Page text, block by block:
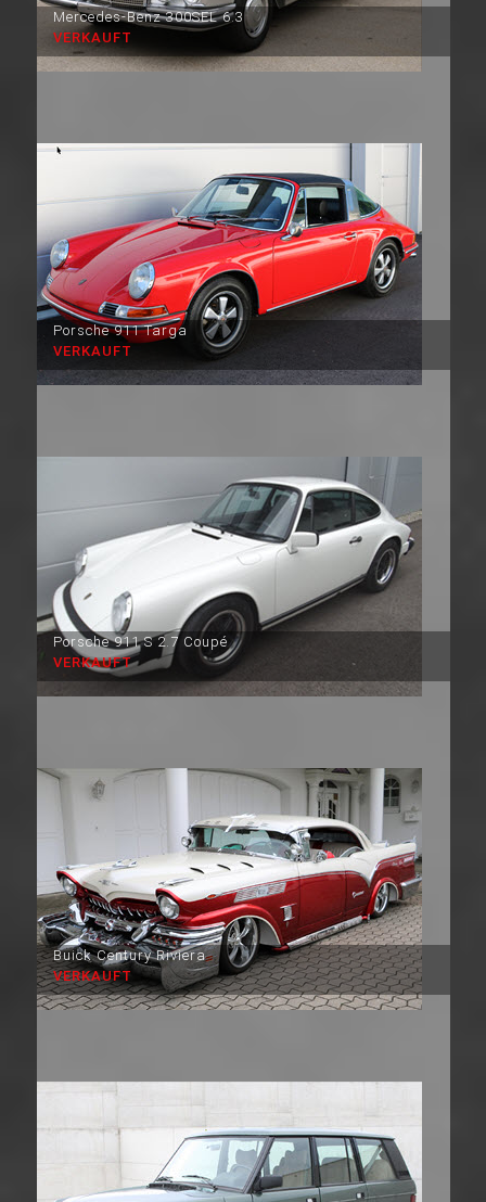
Mercedes-Benz 300SEL 6.3
VERKAUFT
Porsche 911 Targa
VERKAUFT
Porsche 911 S 2.7 Coupé
VERKAUFT
Buick Century Riviera
VERKAUFT